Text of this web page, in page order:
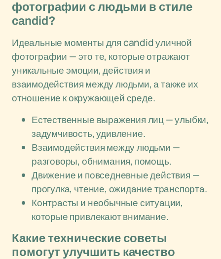
фотографии с людьми в стиле
candid?
Идеальные моменты для candid уличной
фотографии — это те, которые отражают
уникальные эмоции, действия и
взаимодействия между людьми, а также их
отношение к окружающей среде.
Естественные выражения лиц — улыбки,
задумчивость, удивление.
Взаимодействия между людьми —
разговоры, обнимания, помощь.
Движение и повседневные действия —
прогулка, чтение, ожидание транспорта.
Контрасты и необычные ситуации,
которые привлекают внимание.
Какие технические советы
помогут улучшить качество